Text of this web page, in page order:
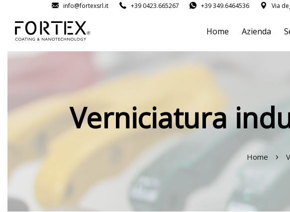
info@fortexsrl.it +39 0423.665267 +39 349.6464536 Via
Home Azienda
Verniciatura
Home